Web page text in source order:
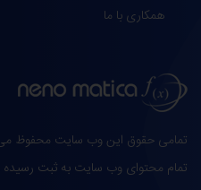
تمامی حقوق این وب سایت محفوظ
تمام محتوای وب سایت به ثبت رسیده و
همکاری با ما